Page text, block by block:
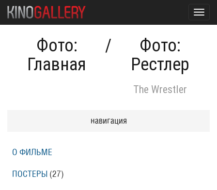
Фото:
Главная
/
Фото:
Рестлер
The Wrestler
навигация
О ФИЛЬМЕ
ПОСТЕРЫ (27)